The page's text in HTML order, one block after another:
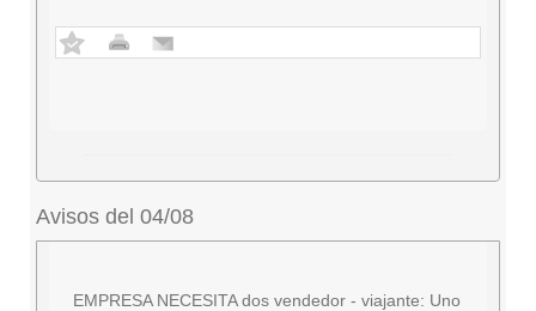
Avisos del 04/08
EMPRESA NECESITA dos vendedor - viajante: Uno